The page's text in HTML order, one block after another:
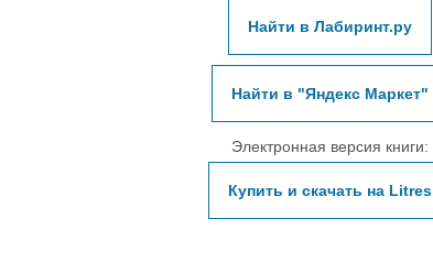
Найти в Лабиринт.ру
Найти в "Яндекс Маркет"
Электронная версия книги:
Купить и скачать на Litres